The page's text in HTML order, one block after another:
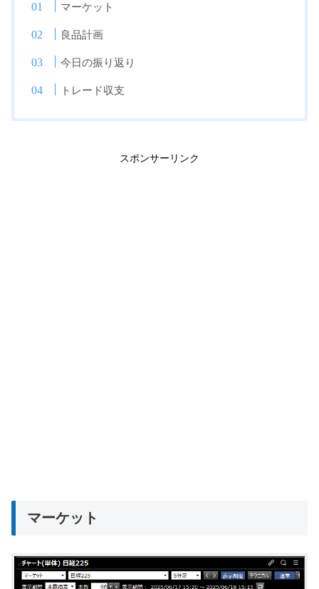
マーケット
良品計画
今日の振り返り
トレード収支
スポンサーリンク
マーケット